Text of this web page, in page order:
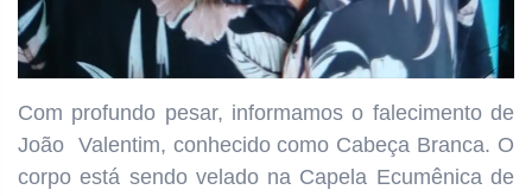
Com profundo pesar, informamos o falecimento de
João Valentim, conhecido como Cabeça Branca. O
corpo está sendo velado na Capela Ecumênica de